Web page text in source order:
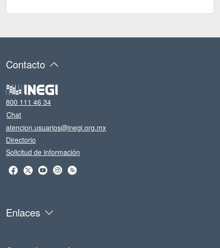
Contacto
800 111 46 34
Chat
atencion.usuarios@inegi.org.mx
Directorio
Solicitud de información
Enlaces